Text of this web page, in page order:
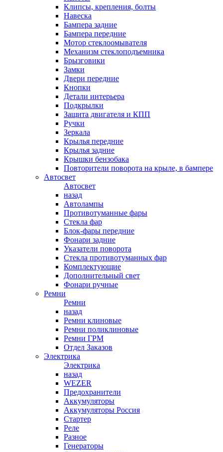
Клипсы, крепления, болты
Навеска
Бампера задние
Бампера передние
Мотор стеклоомывателя
Механизм стеклоподъемника
Брызговики
Замки
Двери передние
Кнопки
Детали интерьера
Подкрылки
Защита двигателя и КПП
Ручки
Зеркала
Крылья передние
Крылья задние
Крышки бензобака
Повторители поворота на крыле, в бампере
Автосвет
Автосвет
назад
Автолампы
Противотуманные фары
Стекла фар
Блок-фары передние
Фонари задние
Указатели поворота
Стекла противотуманных фар
Комплектующие
Дополнительный свет
Фонари ручные
Ремни
Ремни
назад
Ремни клиновые
Ремни поликлиновые
Ремни ГРМ
Отдел Заказов
Электрика
Электрика
назад
WEZER
Предохранители
Аккумуляторы
Аккумуляторы Россия
Стартер
Реле
Разное
Генераторы